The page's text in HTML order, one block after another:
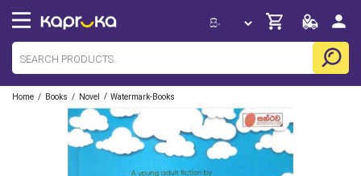
Home / Books / Novel / Watermark-Books